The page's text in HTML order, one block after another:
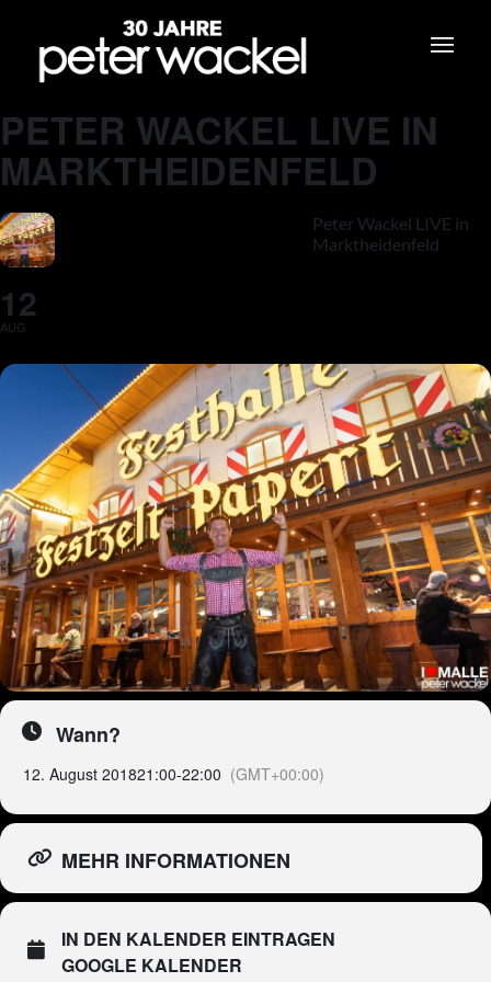
PETER WACKEL LIVE IN
MARKTHEIDENFELD
12
AUG
Peter Wackel LIVE in
Marktheidenfeld
Wann?
12. August 201821:00-22:00 (GMT+00:00)
MEHR INFORMATIONEN
IN DEN KALENDER EINTRAGEN
GOOGLE KALENDER